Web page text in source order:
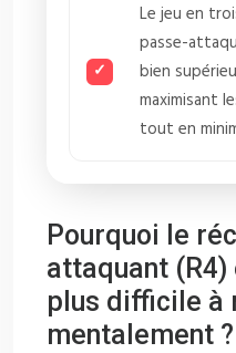
Le jeu en
passe-
bien
maximisant
tout en
Pourquoi le
attaquant
plus difficile à
mentalement ?